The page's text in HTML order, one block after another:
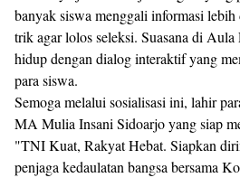
banyak siswa menggali informasi
trik agar lolos seleksi. Suasana di Aula
hidup dengan dialog interaktif yang
para siswa.
​Semoga melalui sosialisasi ini, lahir
MA Mulia Insani Sidoarjo yang siap
​"TNI Kuat, Rakyat Hebat. Siapkan
penjaga kedaulatan bangsa bersama